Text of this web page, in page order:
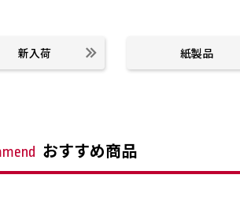
新入荷 紙製品
おすすめ商品